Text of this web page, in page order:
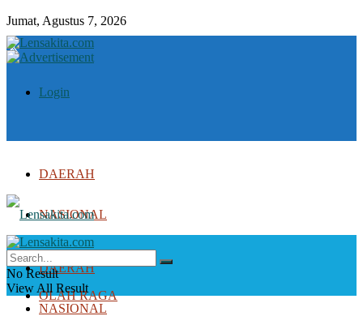
Jumat, Agustus 7, 2026
Login
DAERAH
NASIONAL
DUNIA
OLAH RAGA
DAERAH
NASIONAL
No Result
View All Result